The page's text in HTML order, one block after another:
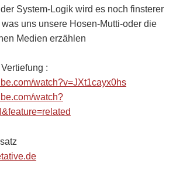
System-Logik wird es noch finsterer
uns unsere Hosen-Mutti-oder die
Medien erzählen
:
watch?v=JXt1cayx0hs
watch?